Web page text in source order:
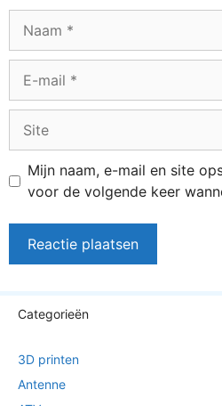
mail
Mijn naam, e-mail en site
voor de volgende keer
Categorieën
3D printen
Antenne